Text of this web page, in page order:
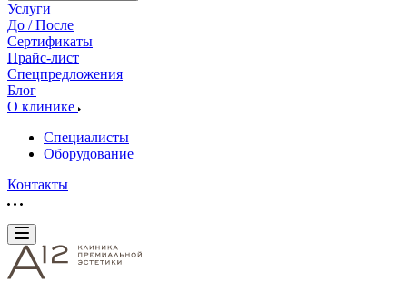
Услуги
До / После
Сертификаты
Прайс-лист
Спецпредложения
Блог
О клинике
Специалисты
Оборудование
Контакты